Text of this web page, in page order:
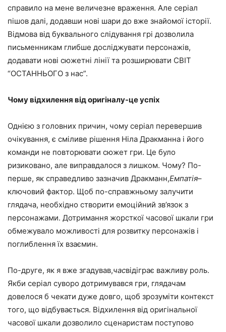
справило на мене величезне враження. Але серіал
пішов далі, додавши нові шари до вже знайомої історії.
Відмова від буквального слідування грі дозволила
письменникам глибше досліджувати персонажів,
додавати нові сюжетні лінії та розширювати СВІТ
“ОСТАННЬОГО з нас”.
Чому відхилення від оригіналу-це успіх
Однією з головних причин, чому серіал перевершив
очікування, є сміливе рішення Ніла Дракманна і його
команди не повторювати сюжет гри. Це було
ризиковано, але виправдалося з лишком. Чому? По-
перше, як справедливо зазначив Дракманн,Емпатія–
ключовий фактор. Щоб по-справжньому залучити
глядача, необхідно створити емоційний зв’язок з
персонажами. Дотримання жорсткої часової шкали гри
обмежувало можливості для розвитку персонажів і
поглиблення їх взаємин.
По-друге, як я вже згадував,часвідіграє важливу роль.
Якби серіал суворо дотримувався гри, глядачам
довелося б чекати дуже довго, щоб зрозуміти контекст
того, що відбувається. Відхилення від оригінальної
часової шкали дозволило сценаристам поступово